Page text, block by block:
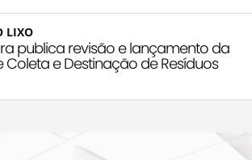
LIXO
publica revisão e lançamento da
Coleta e Destinação de Resíduos